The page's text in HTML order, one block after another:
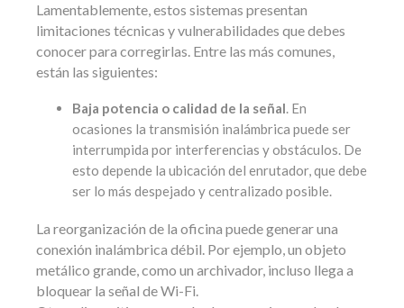
Lamentablemente, estos sistemas presentan
limitaciones técnicas y vulnerabilidades que debes
conocer para corregirlas. Entre las más comunes,
están las siguientes:
Baja potencia o calidad de la señal. En
ocasiones la transmisión inalámbrica puede ser
interrumpida por interferencias y obstáculos. De
esto depende la ubicación del enrutador, que debe
ser lo más despejado y centralizado posible.
La reorganización de la oficina puede generar una
conexión inalámbrica débil. Por ejemplo, un objeto
metálico grande, como un archivador, incluso llega a
bloquear la señal de Wi-Fi.